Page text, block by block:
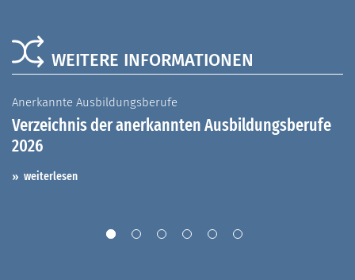
WEITERE INFORMATIONEN
Anerkannte Ausbildungsberufe
Verzeichnis der anerkannten Ausbildungsberufe
2026
weiterlesen